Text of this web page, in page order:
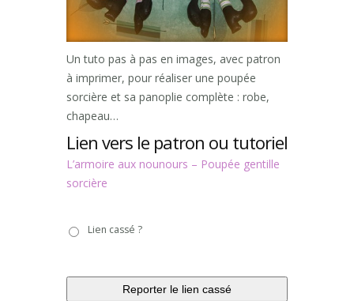
Un tuto pas à pas en images, avec patron
à imprimer, pour réaliser une poupée
sorcière et sa panoplie complète : robe,
chapeau…
Lien vers le patron ou tutoriel
L’armoire aux nounours – Poupée gentille
sorcière
casséLien cassé ?